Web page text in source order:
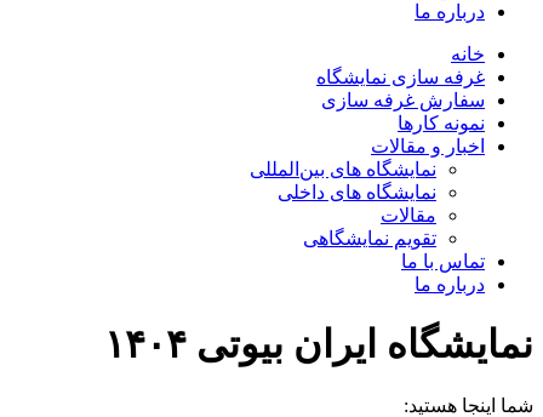
درباره ما
خانه
غرفه سازی نمایشگاه
سفارش غرفه سازی
نمونه کارها
اخبار و مقالات
نمایشگاه های بین‌المللی
نمایشگاه های داخلی
مقالات
تقویم نمایشگاهی
تماس با ما
درباره ما
نمایشگاه ایران بیوتی ۱۴۰۴
شما اینجا هستید: